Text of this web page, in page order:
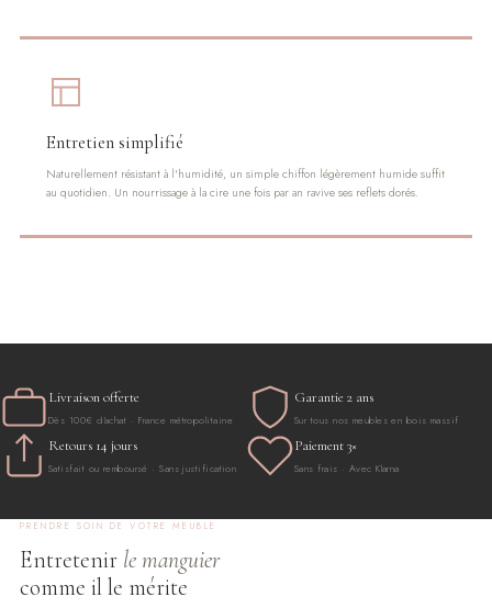
Entretien simplifié
Naturellement résistant à l'humidité, un simple chiffon légèrement humide suffit
au quotidien. Un nourrissage à la cire une fois par an ravive ses reflets dorés.
Livraison offerte
Dès 100€ d'achat · France métropolitaine
Garantie 2 ans
Sur tous nos meubles en bois massif
Retours 14 jours
Satisfait ou remboursé · Sans justification
Paiement 3×
Sans frais · Avec Klarna
PRENDRE SOIN DE VOTRE MEUBLE
Entretenir le manguier
comme il le mérite